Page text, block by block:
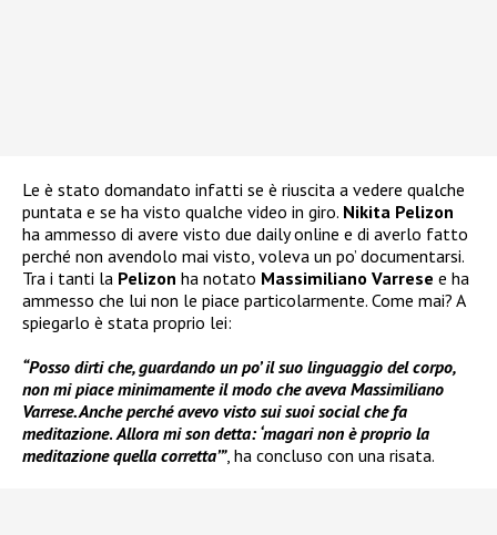
Le è stato domandato infatti se è riuscita a vedere qualche
puntata e se ha visto qualche video in giro. Nikita Pelizon
ha ammesso di avere visto due daily online e di averlo fatto
perché non avendolo mai visto, voleva un po’ documentarsi.
Tra i tanti la Pelizon ha notato Massimiliano Varrese e ha
ammesso che lui non le piace particolarmente. Come mai? A
spiegarlo è stata proprio lei:
“Posso dirti che, guardando un po’ il suo linguaggio del corpo,
non mi piace minimamente il modo che aveva Massimiliano
Varrese. Anche perché avevo visto sui suoi social che fa
meditazione. Allora mi son detta: ‘magari non è proprio la
meditazione quella corretta’”, ha concluso con una risata.